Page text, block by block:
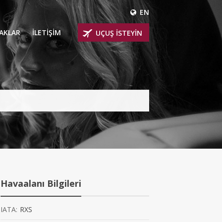
EN
UÇAKLAR
UÇAKLAR
İLETİŞİM UÇUŞ İSTEYİN
Havaalanı Bilgileri
IATA: RXS